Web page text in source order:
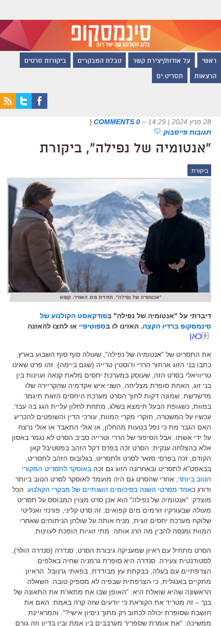
ראשי על אודות/יצירת קשר טבלת המבקרים ביקורות סרטים
הרצאות תסריט.ים
28 מרץ 2024 | 14:29 ~
0 COMMENTS
|
תגובות פייסבוק
"אנטומיה של נפילה", ביקורת
ביקורת
"אנטומיה של נפילה". תחזית מזג האוויר: קפוא
דיברתי על "אנטומיה של נפילה" בפודקאסט הקולנוע של
סינמסקופ ברדיו הקצה. האזינו לו בספוטיפיי או לחצו להאזנה
כאן
את התסריט של "אנטומיה של נפילה", שעולה סוף סוף השבוע בארץ
כתבו בני הזוג ארתור הררי וז'וסטין טרייה (שגם ביימה). זהו פרט שאינו
טריוויאלי בסרט הזה שעוסק במערכת יחסים מלאת קנאה ועוינות בין
בני זוג האחת סופרת מצליחה
השני איש אקדמיה שהקריירה שלו
מדשדשת שמונה דקות לתוך הסרט מערכת היחסים הזאת תיגמר
במוות כשגופת הבעל תימצא בשלג מתחת לחלון עליית הגג בה עבד
עכשיו על המשטרה
חוקרי מקרי המוות עורכי הדין והשופטים להכריע
האם הגבר מת כי נפל בטעות מהחלון
או אולי התאבד או אולי נרצח
על ידי אשתו
אבל הסיפור של הררי וטרייה סביב הסרט לא נגמר באסון
אלא בהצלחה ענקית: הסרט זכה בפרס דקל הזהב בפסטיבל קאן
הקודם זכה בפרסי סזאר לסרט ולתסריט, בגלובוס הזהב לתסריט,
בבאפט"א לתסריט ובאחרונה הזוג גם זכה באוסקר לתסריט המקורי
הטוב ביותר אחרי שהסרט גם היה מועמד לאוסקר לסרט הטוב ביותר
ודורג כאחד מסרטי השנה בסיכומים השנתיים של מבקרי הקולנוע הכל
מוצדק: "אנטומיה של נפילה" הוא אכן סרט מצוין המבוסס על תסריט
מעולה שבעורקיו זורמים מים קפואים זה סרט קליני
פורנזי ואנליטי
שלוקח מערכת יחסים זוגית מניח אותה על שולחן הניתוחים שאחרי
המוות ומנסה להבין מה הרג אותה
מתי זוגיות הופכת לעוינות.
הסרט מתחיל עם ראיון שמעניקה גיבורת הסרט סנדרה (סנדרה הולר),
לסטודנטית צעירה סנדרה היא סופרת גרמניה שחיה באלפים
הצרפתיים עם בעלה בבקתת עץ מבודדת בפאתי גרנובל הראיון
מתקיים באנגלית כי הצרפתית שבפיה לא מספיק טובה
השאלה
הראשונה שהיא שואלת היא: "האופן שבו את מתארת את התאונה של
בנך – זה מטריד את הקוראת כי יודעים שזה קרה באמת האם את
חושבת שסופרת יכולה לכתוב רק מתוך ניסיון אישי?". והמראיינת
ממשיכה: "את אומרת שספריך מערבבים בין אמת ובין בדיון וזה גורם